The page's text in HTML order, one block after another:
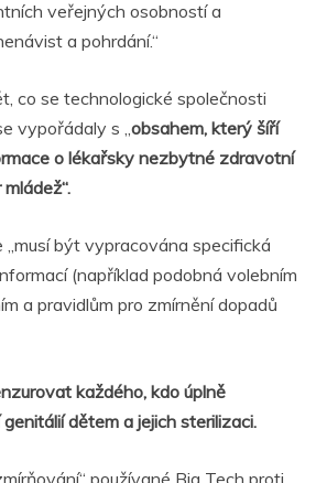
veřejných osobností a
a pohrdání.“
co se technologické společnosti
vypořádaly s „ obsahem, který šíří
o lékařsky nezbytné zdravotní
„musí být vypracována specifická
(například podobná volebním
a pravidlům pro zmírnění dopadů
každého, kdo úplně
dětem a jejich sterilizaci.
používané Big Tech proti